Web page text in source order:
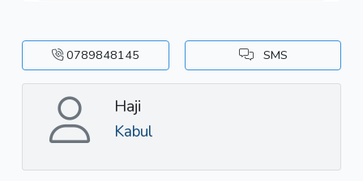
0789848145 SMS
Haji
Kabul